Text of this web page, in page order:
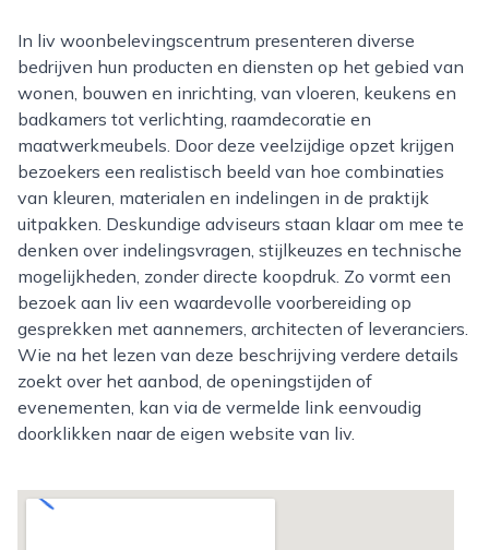
In liv woonbelevingscentrum presenteren diverse
bedrijven hun producten en diensten op het gebied van
wonen, bouwen en inrichting, van vloeren, keukens en
badkamers tot verlichting, raamdecoratie en
maatwerkmeubels. Door deze veelzijdige opzet krijgen
bezoekers een realistisch beeld van hoe combinaties
van kleuren, materialen en indelingen in de praktijk
uitpakken. Deskundige adviseurs staan klaar om mee te
denken over indelingsvragen, stijlkeuzes en technische
mogelijkheden, zonder directe koopdruk. Zo vormt een
bezoek aan liv een waardevolle voorbereiding op
gesprekken met aannemers, architecten of leveranciers.
Wie na het lezen van deze beschrijving verdere details
zoekt over het aanbod, de openingstijden of
evenementen, kan via de vermelde link eenvoudig
doorklikken naar de eigen website van liv.